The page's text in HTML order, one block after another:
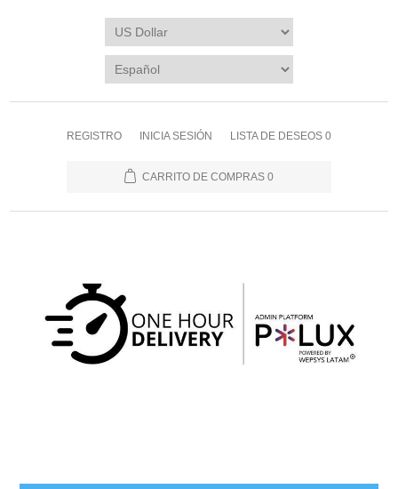
REGISTRO INICIA SESIÓN LISTA DE DESEOS 0
CARRITO DE COMPRAS 0